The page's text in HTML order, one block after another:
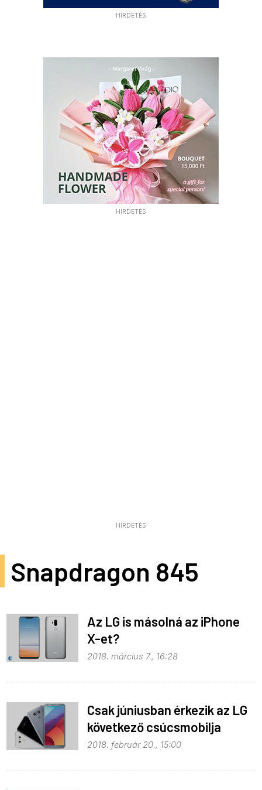
HIRDETÉS
HIRDETÉS
HIRDETÉS
Snapdragon 845
Az LG is másolná az iPhone
X-et?
2018. március 7., 16:28
Csak júniusban érkezik az LG
következő csúcsmobilja
2018. február 20., 15:00